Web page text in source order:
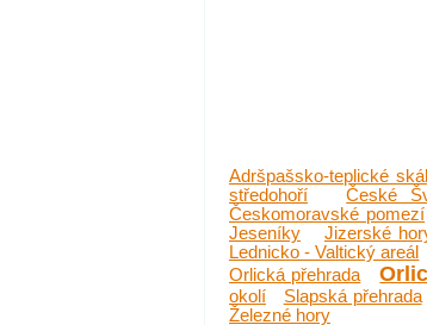
Adršpašsko-teplické
středohoří
České
Českomoravské pomezí
Jeseníky
Jizerské
Lednicko - Valtický areál
Orlická přehrada
okolí
Slapská přehrada
Železné hory